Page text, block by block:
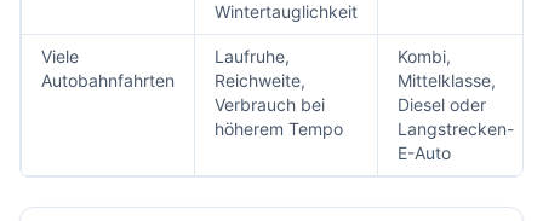
Wintertauglichkeit
Viele
Autobahnfahrten
Laufruhe,
Reichweite,
Verbrauch bei
höherem Tempo
Kombi,
Mittelklasse,
Diesel oder
Langstrecken-
E-Auto